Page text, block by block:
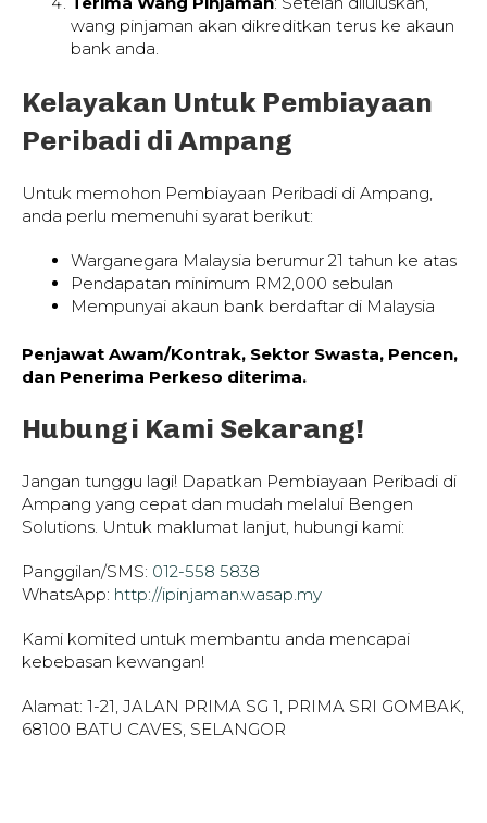
wang pinjaman akan dikreditkan terus ke akaun
bank anda.
Kelayakan Untuk Pembiayaan
Peribadi di Ampang
Untuk memohon Pembiayaan Peribadi di Ampang,
anda perlu memenuhi syarat berikut:
Warganegara Malaysia berumur 21 tahun ke atas
Pendapatan minimum RM2,000 sebulan
Mempunyai akaun bank berdaftar di Malaysia
Penjawat Awam/Kontrak, Sektor Swasta, Pencen,
dan Penerima Perkeso diterima.
Hubungi Kami Sekarang!
Jangan tunggu lagi! Dapatkan Pembiayaan Peribadi di
Ampang yang cepat dan mudah melalui Bengen
Solutions. Untuk maklumat lanjut, hubungi kami:
Panggilan/SMS: 012-558 5838
WhatsApp: http://ipinjaman.wasap.my
Kami komited untuk membantu anda mencapai
kebebasan kewangan!
Alamat: 1-21, JALAN PRIMA SG 1, PRIMA SRI GOMBAK,
68100 BATU CAVES, SELANGOR